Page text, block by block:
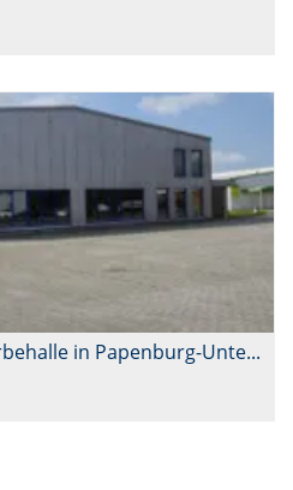
Vermietung einer Gewerbehalle in Papenburg-Untenende